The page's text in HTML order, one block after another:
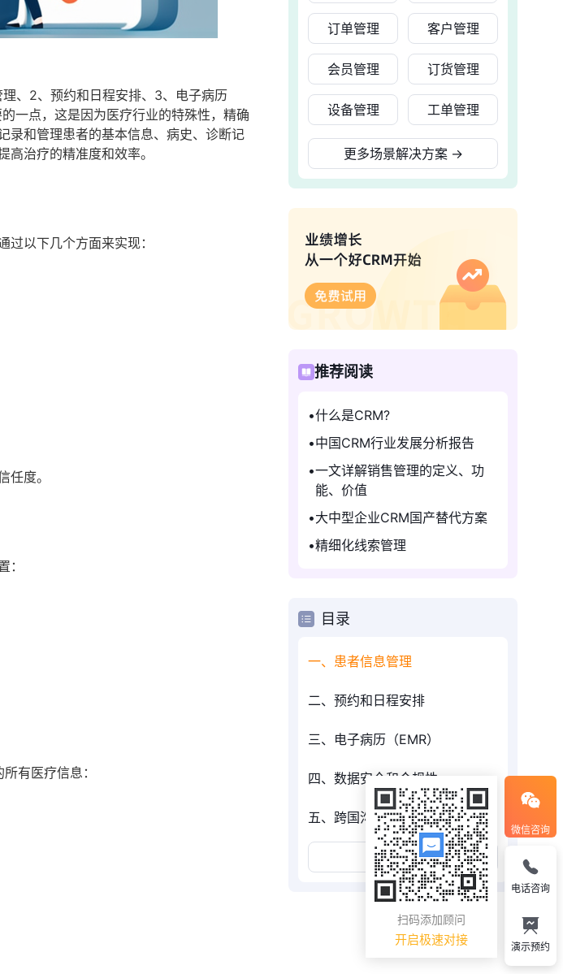
、2、预约和日程安排、3、电子病历
一点，这是因为医疗行业的特殊性，精确
录和管理患者的基本信息、病史、诊断记
治疗的精准度和效率。
以下几个方面来实现：
度。
有医疗信息：
订单管理 客户管理
会员管理 订货管理
设备管理 工单管理
更多场景解决方案 →
推荐阅读
什么是CRM?
中国CRM行业发展分析报告
一文详解销售管理的定义、功
能、价值
大中型企业CRM国产替代方案
精细化线索管理
目录
一、患者信息管理
二、预约和日程安排
三、电子病历（EMR）
四、数据安全和合规性
五、跨国沟通协作
展开更多
微信咨询
扫码添加顾问
开启极速对接
电话咨询
演示预约